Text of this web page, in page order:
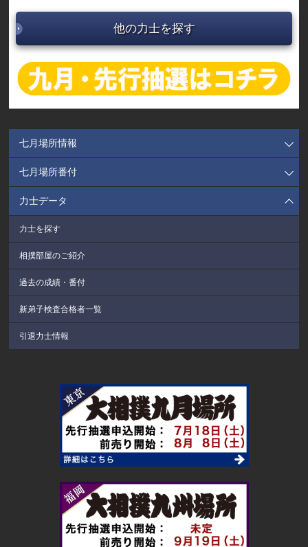
他の力士を探す
七月場所情報
七月場所番付
力士データ
力士を探す
相撲部屋のご紹介
過去の成績・番付
新弟子検査合格者一覧
引退力士情報